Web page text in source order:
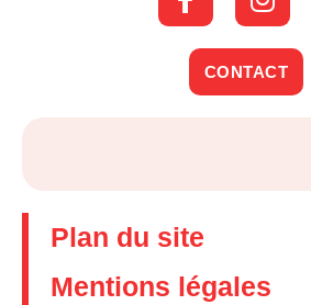
CONTACT
Plan du site
Mentions légales